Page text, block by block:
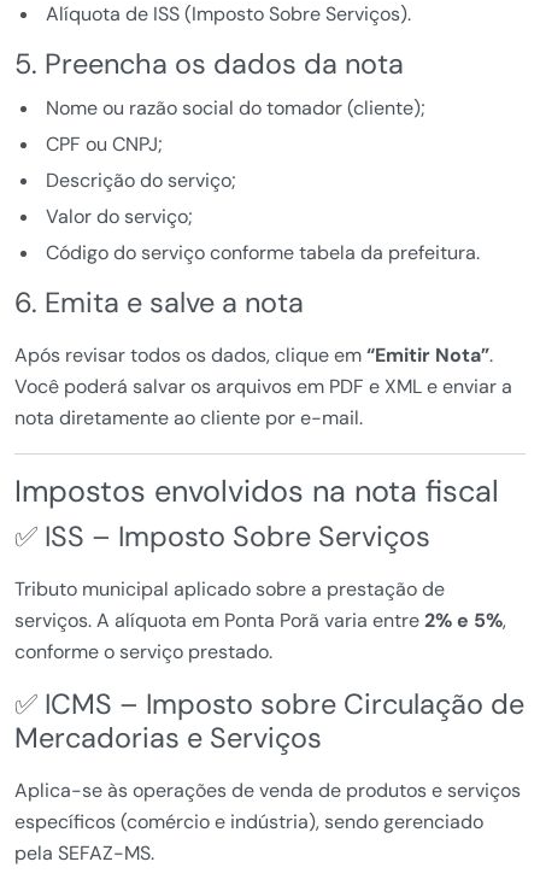
Alíquota de ISS (Imposto Sobre Serviços).
5. Preencha os dados da nota
Nome ou razão social do tomador (cliente);
CPF ou CNPJ;
Descrição do serviço;
Valor do serviço;
Código do serviço conforme tabela da prefeitura.
6. Emita e salve a nota
Após revisar todos os dados, clique em“Emitir Nota”.
Você poderá salvar os arquivos em PDF e XML e enviar a
nota diretamente ao cliente por e-mail.
Impostos envolvidos na nota fiscal
✅ ISS – Imposto Sobre Serviços
Tributo municipal aplicado sobre a prestação de
serviços. A alíquota em Ponta Porã varia entre2% e 5%,
conforme o serviço prestado.
✅ ICMS – Imposto sobre Circulação de
Mercadorias e Serviços
Aplica-se às operações de venda de produtos e serviços
específicos (comércio e indústria), sendo gerenciado
pela SEFAZ-MS.